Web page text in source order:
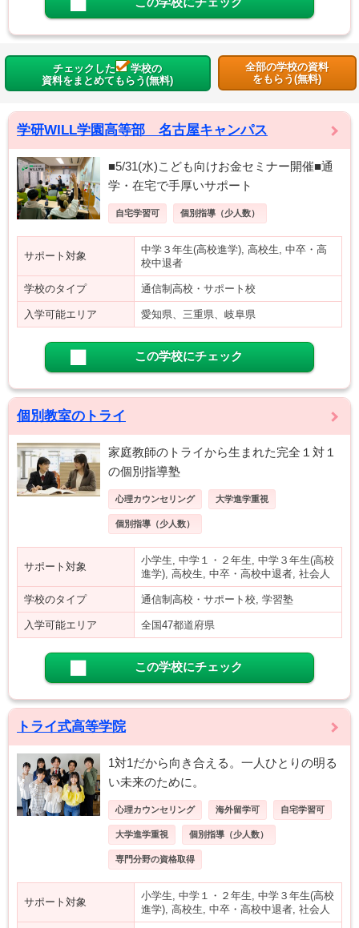
チェックした
学校の
資料をまとめてもらう(無料)
全部の学校の資料
をもらう(無料)
学研WILL学園高等部 名古屋キャンパス
■5/31(水)こども向けお金セミナー開催■通
学・在宅で手厚いサポート
自宅学習可 個別指導（少人数）
サポート対象
中学３年生(高校進学), 高校生, 中卒・高
校中退者
学校のタイプ 通信制高校・サポート校
入学可能エリア 愛知県、三重県、岐阜県
この学校にチェック
個別教室のトライ
家庭教師のトライから生まれた完全１対１
の個別指導塾
心理カウンセリング 大学進学重視
個別指導（少人数）
サポート対象
小学生, 中学１・２年生, 中学３年生(高校
進学), 高校生, 中卒・高校中退者, 社会人
学校のタイプ 通信制高校・サポート校, 学習塾
入学可能エリア 全国47都道府県
この学校にチェック
トライ式高等学院
1対1だから向き合える。一人ひとりの明る
い未来のために。
心理カウンセリング 海外留学可 自宅学習可
大学進学重視 個別指導（少人数）
専門分野の資格取得
サポート対象
小学生, 中学１・２年生, 中学３年生(高校
進学), 高校生, 中卒・高校中退者, 社会人